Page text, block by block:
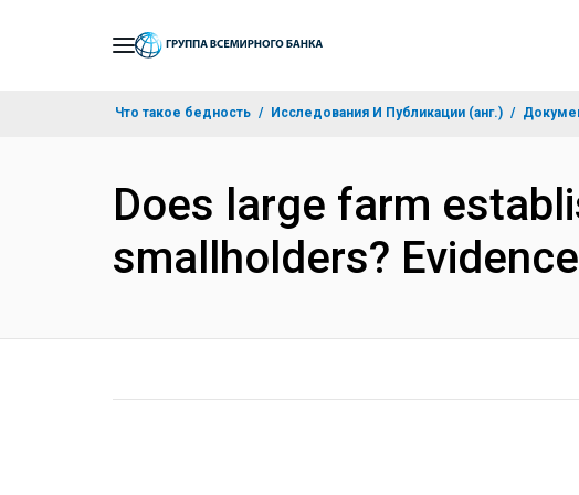
Что такое бедность Исследования И Публикации (анг.)
Does large farm
smallholders?